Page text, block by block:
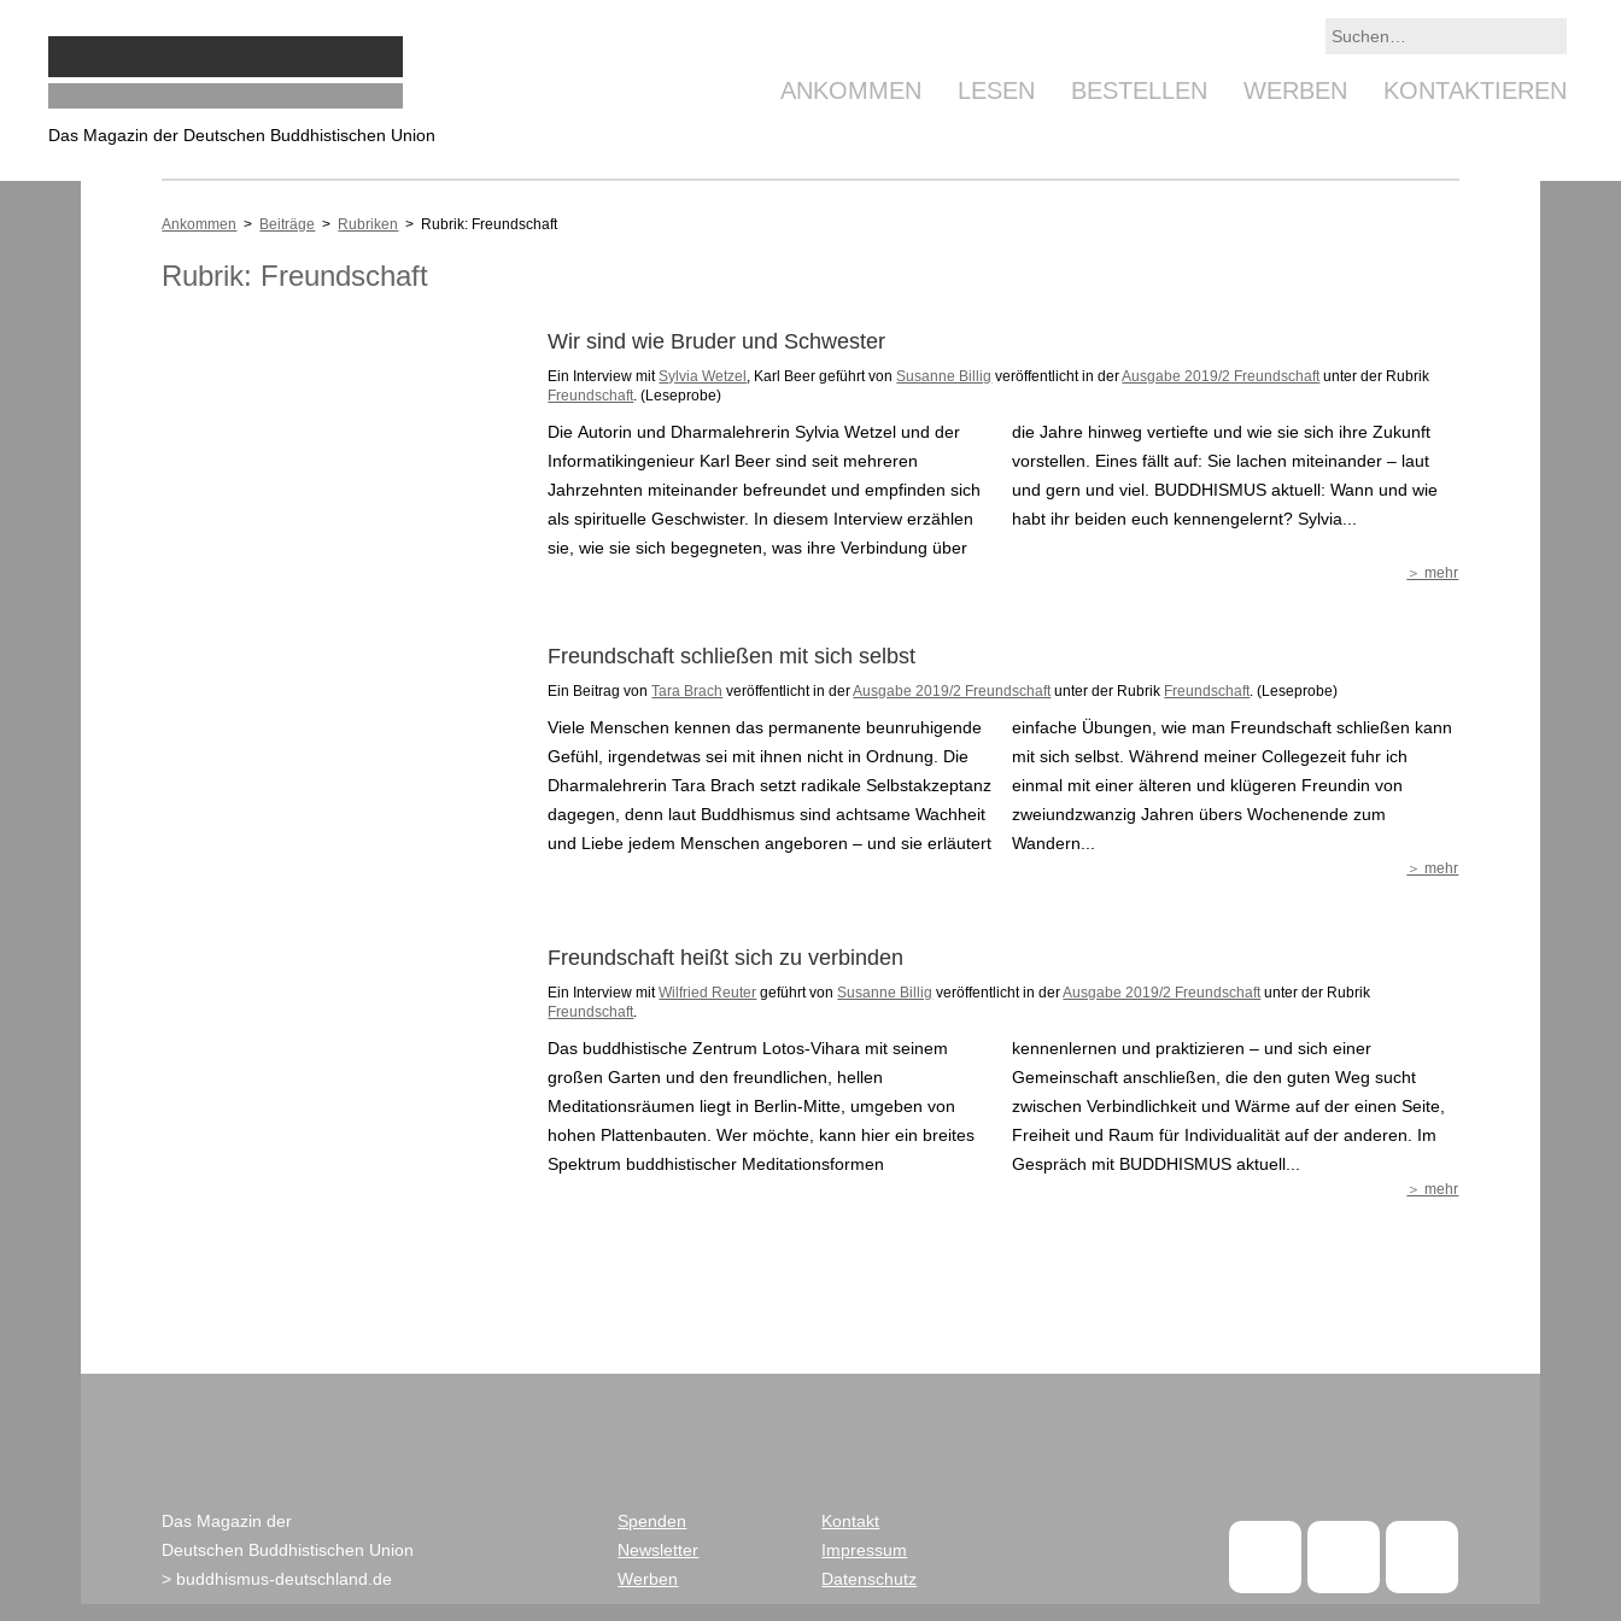
Das Magazin der Deutschen Buddhistischen Union
ANKOMMEN LESEN BESTELLEN WERBEN KONTAKTIEREN
Ankommen > Beiträge > Rubriken > Rubrik: Freundschaft
Rubrik: Freundschaft
Wir sind wie Bruder und Schwester
Ein Interview mitSylvia Wetzel , Karl Beer geführt vonSusanne Billig veröffentlicht in derAusgabe 2019/2 Freundschaft unter der Rubrik
Freundschaft . (Leseprobe)
Die Autorin und Dharmalehrerin Sylvia Wetzel und der
Informatikingenieur Karl Beer sind seit mehreren
Jahrzehnten miteinander befreundet und empfinden sich
als spirituelle Geschwister. In diesem Interview erzählen
sie, wie sie sich begegneten, was ihre Verbindung über
die Jahre hinweg vertiefte und wie sie sich ihre Zukunft
vorstellen. Eines fällt auf: Sie lachen miteinander – laut
und gern und viel. BUDDHISMUS aktuell: Wann und wie
habt ihr beiden euch kennengelernt? Sylvia...
＞ mehr
Freundschaft schließen mit sich selbst
Ein Beitrag vonTara Brach veröffentlicht in derAusgabe 2019/2 Freundschaft unter der Rubrik Freundschaft . (Leseprobe)
Viele Menschen kennen das permanente beunruhigende
Gefühl, irgendetwas sei mit ihnen nicht in Ordnung. Die
Dharmalehrerin Tara Brach setzt radikale Selbstakzeptanz
dagegen, denn laut Buddhismus sind achtsame Wachheit
und Liebe jedem Menschen angeboren – und sie erläutert
einfache Übungen, wie man Freundschaft schließen kann
mit sich selbst. Während meiner Collegezeit fuhr ich
einmal mit einer älteren und klügeren Freundin von
zweiundzwanzig Jahren übers Wochenende zum
Wandern...
＞ mehr
Freundschaft heißt sich zu verbinden
Ein Interview mitWilfried Reuter geführt vonSusanne Billig veröffentlicht in derAusgabe 2019/2 Freundschaft unter der Rubrik
Freundschaft
Das buddhistische Zentrum Lotos-Vihara mit seinem
großen Garten und den freundlichen, hellen
Meditationsräumen liegt in Berlin-Mitte, umgeben von
hohen Plattenbauten. Wer möchte, kann hier ein breites
Spektrum buddhistischer Meditationsformen
kennenlernen und praktizieren – und sich einer
Gemeinschaft anschließen, die den guten Weg sucht
zwischen Verbindlichkeit und Wärme auf der einen Seite,
Freiheit und Raum für Individualität auf der anderen. Im
Gespräch mit BUDDHISMUS aktuell...
＞ mehr
Das Magazin der
Deutschen Buddhistischen Union
> buddhismus-deutschland.de
Spenden
Newsletter
Werben
Kontakt
Impressum
Datenschutz